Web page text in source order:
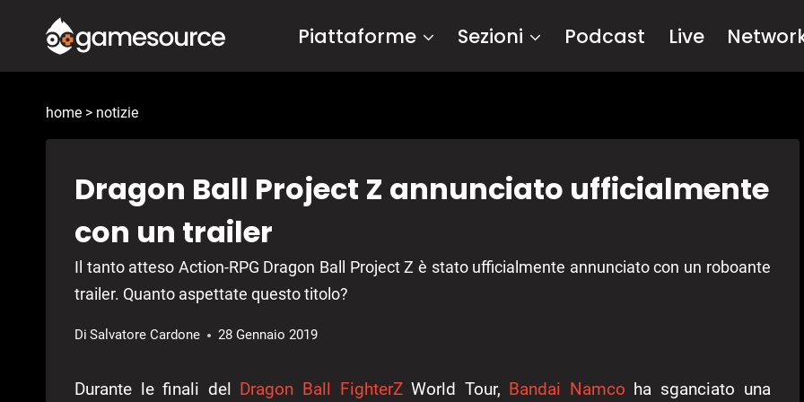
contenuto
Piattaforme Sezioni Podcast Live
home > notizie
Dragon Ball Project Z annunciato ufficialmente
con un trailer
Il tanto atteso Action-RPG Dragon Ball Project Z è stato ufficialmente annunciato con un roboante
trailer. Quanto aspettate questo titolo?
Di Salvatore Cardone 28 Gennaio 2019
Durante le finali del Dragon Ball FighterZWorld Tour, Bandai Namco ha sganciato una